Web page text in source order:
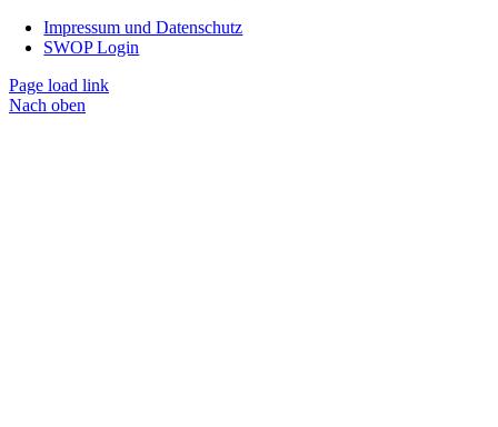
Impressum und Datenschutz
SWOP Login
Page load link
Nach oben